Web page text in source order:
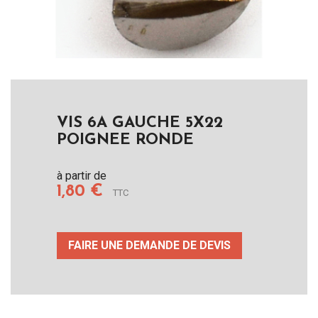
VIS 6A GAUCHE 5X22
POIGNEE RONDE
à partir de
1,80 € TTC
FAIRE UNE DEMANDE DE DEVIS